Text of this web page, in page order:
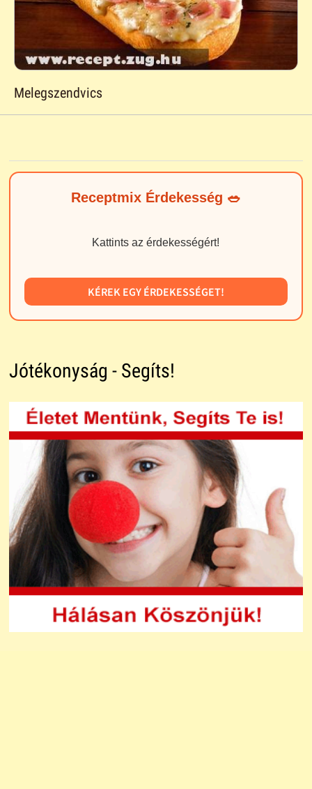
Melegszendvics
Receptmix Érdekesség 🥗
Kattints az érdekességért!
KÉREK EGY ÉRDEKESSÉGET!
Jótékonyság - Segíts!